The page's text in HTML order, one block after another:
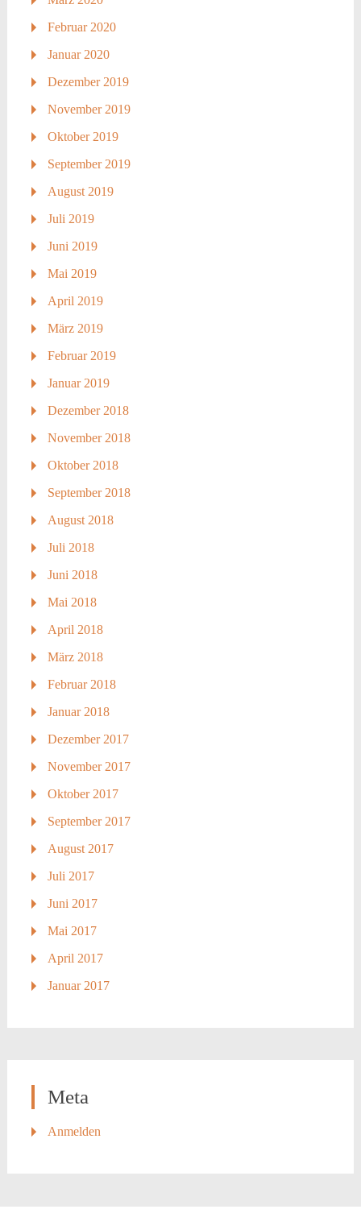
Februar 2020
Januar 2020
Dezember 2019
November 2019
Oktober 2019
September 2019
August 2019
Juli 2019
Juni 2019
Mai 2019
April 2019
März 2019
Februar 2019
Januar 2019
Dezember 2018
November 2018
Oktober 2018
September 2018
August 2018
Juli 2018
Juni 2018
Mai 2018
April 2018
März 2018
Februar 2018
Januar 2018
Dezember 2017
November 2017
Oktober 2017
September 2017
August 2017
Juli 2017
Juni 2017
Mai 2017
April 2017
Januar 2017
Meta
Anmelden